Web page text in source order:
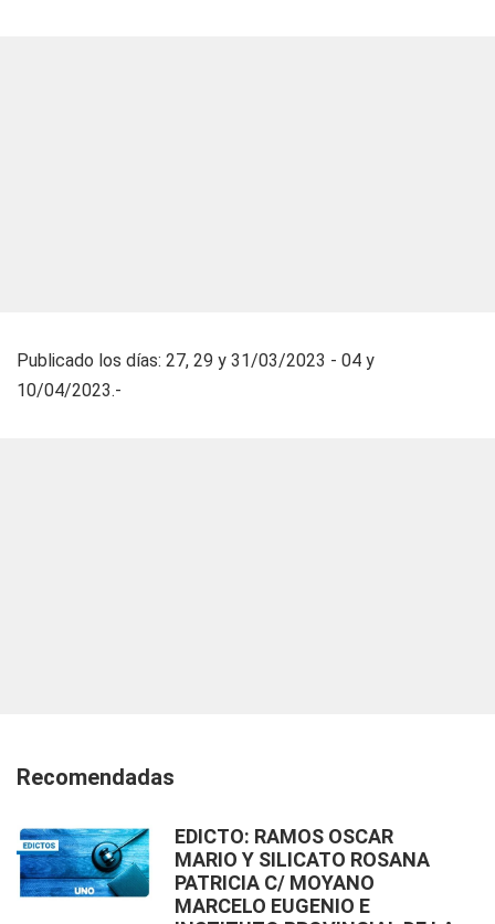
Publicado los días: 27, 29 y 31/03/2023 - 04 y
10/04/2023.-
Recomendadas
EDICTO: RAMOS OSCAR
MARIO Y SILICATO ROSANA
PATRICIA C/ MOYANO
MARCELO EUGENIO E